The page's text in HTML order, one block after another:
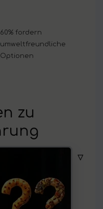
60% fordern
umweltfreundliche
Optionen
zu
▿